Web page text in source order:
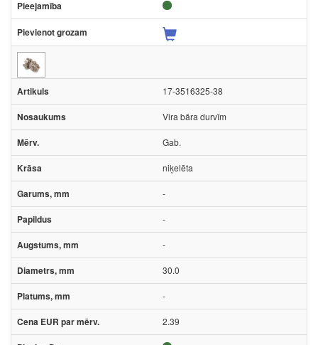
17-3516325-38
Vira bāra durvīm
Gab.
niķelēta
-
-
-
30.0
-
2.39